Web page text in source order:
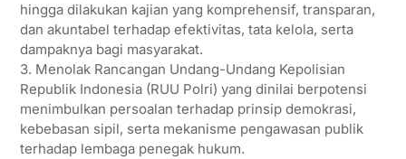
hingga dilakukan kajian yang komprehensif, transparan,
dan akuntabel terhadap efektivitas, tata kelola, serta
dampaknya bagi masyarakat.
3. Menolak Rancangan Undang-Undang Kepolisian
Republik Indonesia (RUU Polri) yang dinilai berpotensi
menimbulkan persoalan terhadap prinsip demokrasi,
kebebasan sipil, serta mekanisme pengawasan publik
terhadap lembaga penegak hukum.